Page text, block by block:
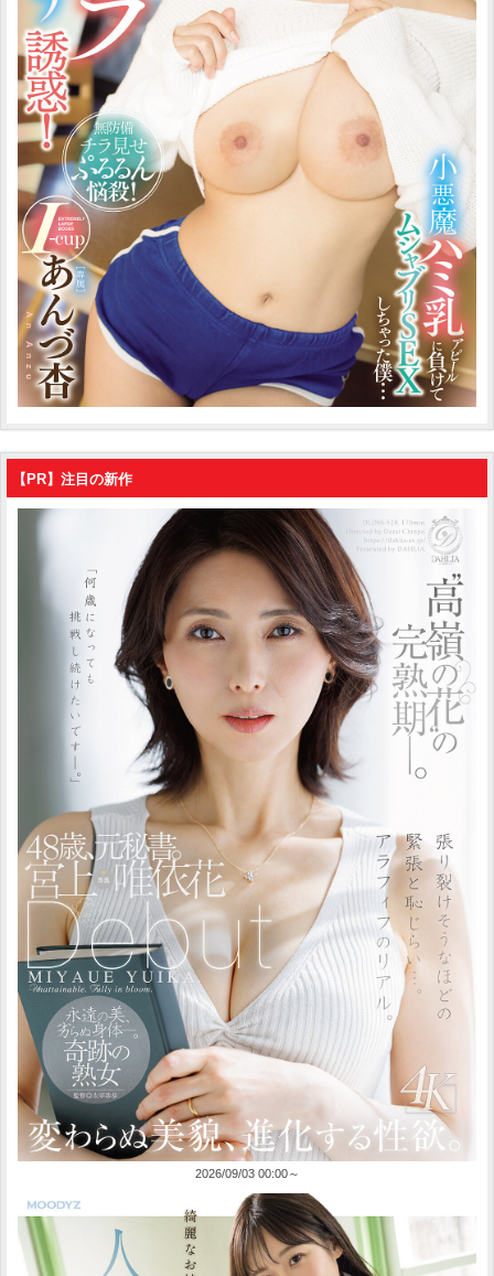
【PR】注目の新作
2026/09/03 00:00～